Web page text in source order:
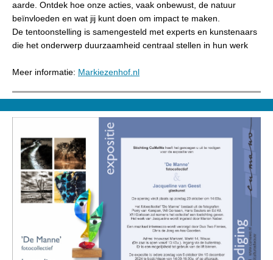
aarde. Ontdek hoe onze acties, vaak onbewust, de natuur
beïnvloeden en wat jij kunt doen om impact te maken.
De tentoonstelling is samengesteld met experts en kunstenaars
die het onderwerp duurzaamheid centraal stellen in hun werk
Meer informatie: Markiezenhof.nl